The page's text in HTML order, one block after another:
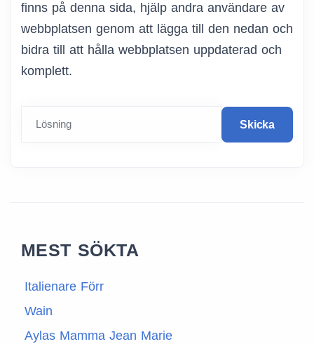
finns på denna sida, hjälp andra användare av
webbplatsen genom att lägga till den nedan och
bidra till att hålla webbplatsen uppdaterad och
komplett.
Lösning Skicka
MEST SÖKTA
Italienare Förr
Wain
Aylas Mamma Jean Marie